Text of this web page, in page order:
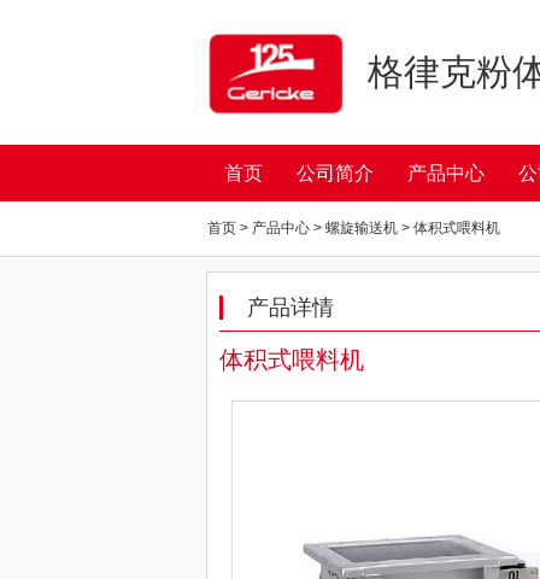
格律克粉
首页 公司简介 产品中心
首页 > 产品中心 > 螺旋输送机 > 体积式喂料机
产品详情
体积式喂料机